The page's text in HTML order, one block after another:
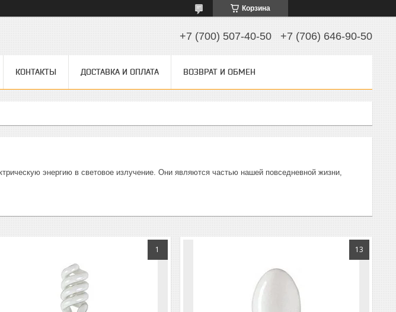
Корзина
+7 (700) 507-40-50 +7 (706) 646-90-50
КОНТАКТЫ ДОСТАВКА И ОПЛАТА ВОЗВРАТ И ОБМЕН
энергию в световое излучение. Они являются частью нашей повседневной жизни,
1 13